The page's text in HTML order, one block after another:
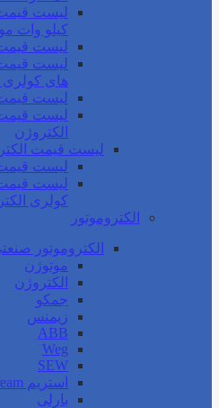
کیلو وات
لیست قیمت
لیست قیمت
های کولری
لیست قیمت
لیست
الکتروژن
لیست قیمت
لیست
لیست
کولری
الکتروموتور
الکتروموتور
موتوژن
الکتروژن
جمکو
زیمنس
ABB
Weg
SEW
استریم stream
بارلی